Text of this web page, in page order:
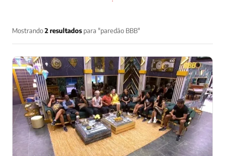
Mostrando2 resultados para "paredão BBB"